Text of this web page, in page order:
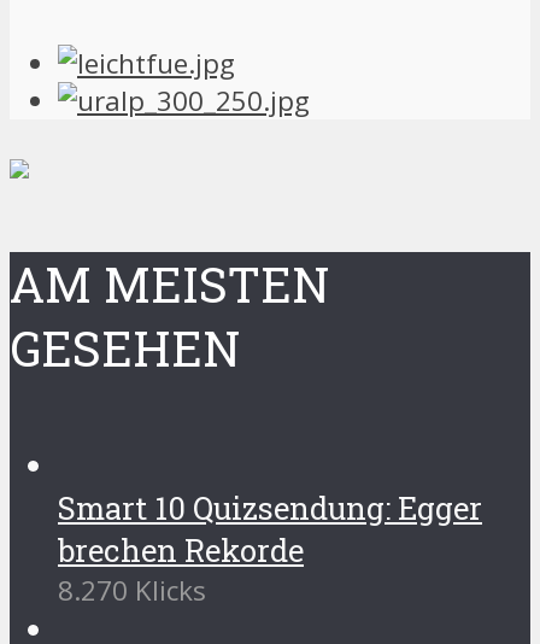
AM MEISTEN
GESEHEN
Smart 10 Quizsendung: Egger
brechen Rekorde
8.270 Klicks